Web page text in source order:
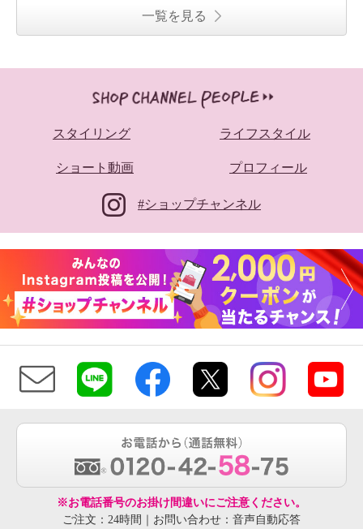
一覧を見る
スタイリング ライフスタイル
ショート動画 プロフィール
#ショップチャンネル
※お電話番号のお掛け間違いにご注意ください。
ご注文：24時間｜お問い合わせ：音声自動応答